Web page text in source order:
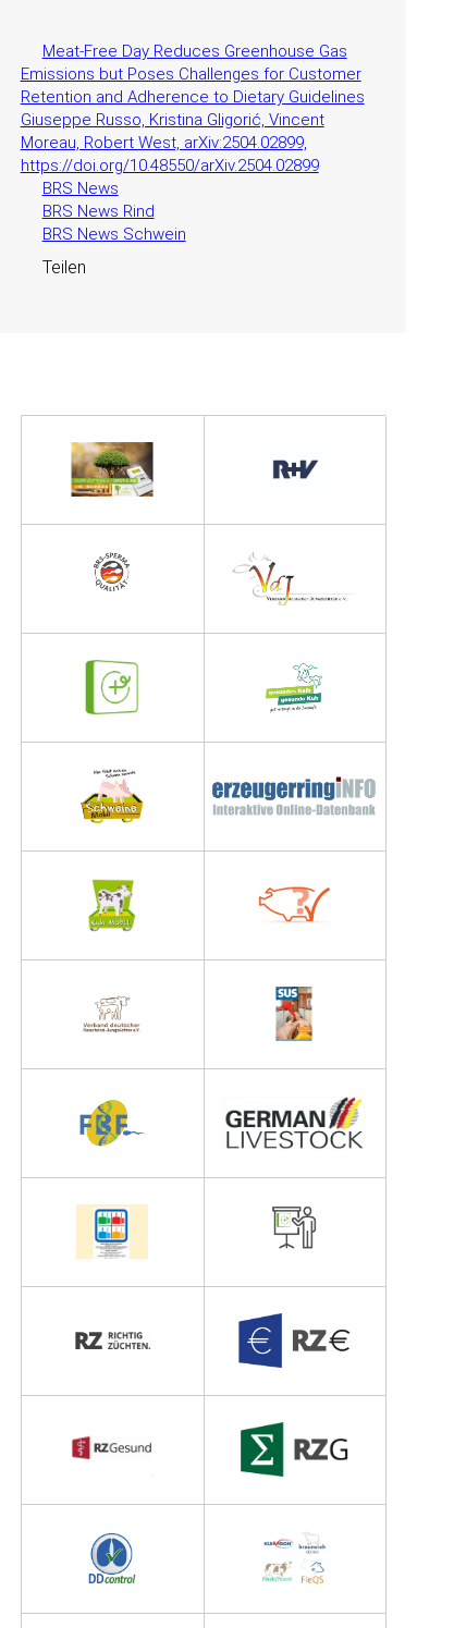
Meat-Free Day Reduces Greenhouse Gas
Emissions but Poses Challenges for Customer
Retention and Adherence to Dietary Guidelines
Giuseppe Russo, Kristina Gligorić, Vincent
Moreau, Robert West, arXiv:2504.02899,
https://doi.org/10.48550/arXiv.2504.02899
BRS News
BRS News Rind
BRS News Schwein
Teilen